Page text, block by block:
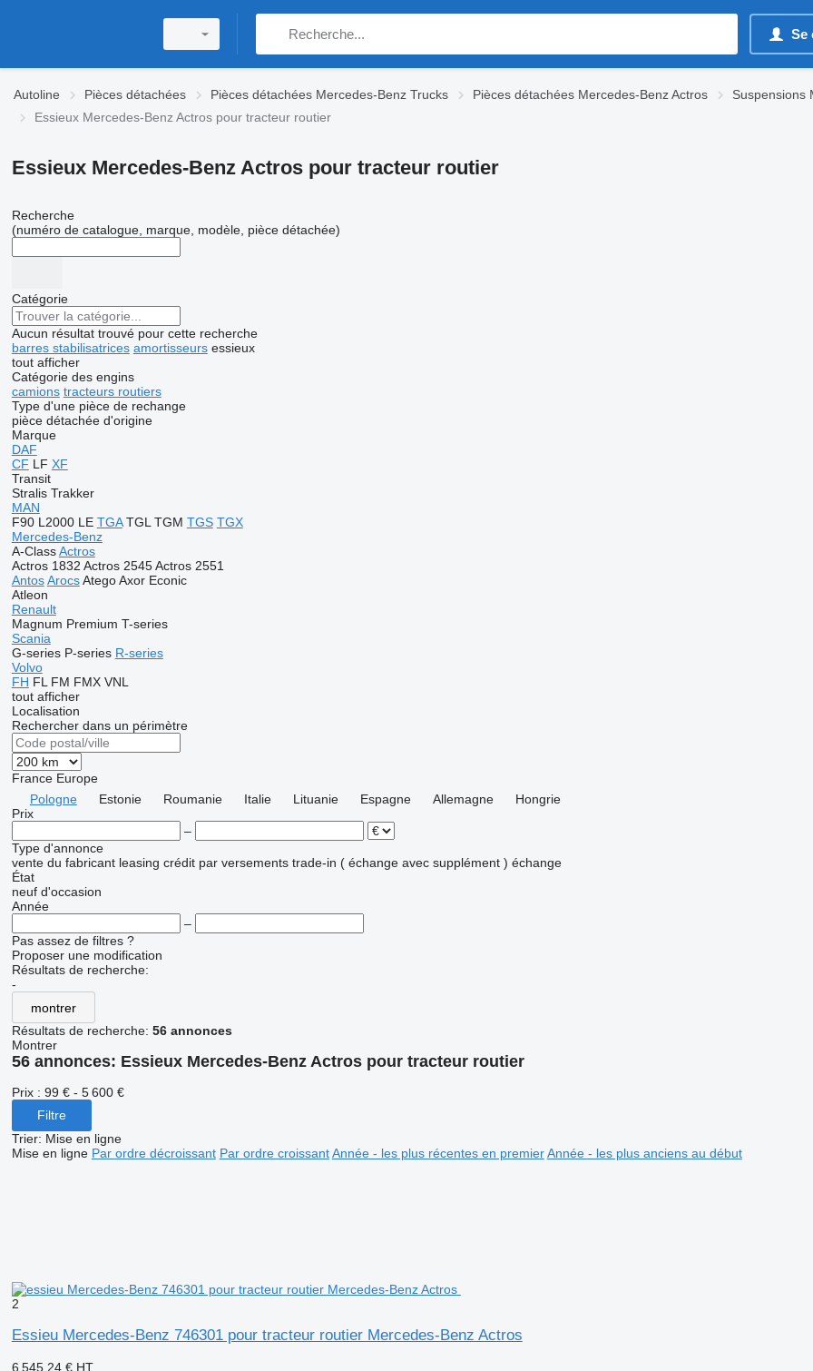
Se
Autoline Pièces détachées Pièces détachées Mercedes-Benz Trucks Pièces détachées Mercedes-Benz Actros Suspensions
Essieux Mercedes-Benz Actros pour tracteur routier
Essieux Mercedes-Benz Actros pour tracteur routier
Recherche
(numéro de catalogue, marque, modèle, pièce détachée)
Catégorie
Aucun résultat trouvé pour cette recherche
barres stabilisatrices amortisseurs essieux
tout afficher
Catégorie des engins
camions tracteurs routiers
Type d'une pièce de rechange
pièce détachée d'origine
Marque
DAF
CF LF XF
Transit
Stralis Trakker
MAN
F90 L2000 LE TGA TGL TGM TGS TGX
Mercedes-Benz
A-Class Actros
Actros 1832 Actros 2545 Actros 2551
Antos Arocs Atego Axor Econic
Atleon
Renault
Magnum Premium T-series
Scania
G-series P-series R-series
Volvo
FH FL FM FMX VNL
tout afficher
Localisation
Rechercher dans un périmètre
France Europe
Pologne
Estonie Roumanie Italie Lituanie Espagne Allemagne
Hongrie
Prix
–
Type d'annonce
vente du fabricant leasing crédit par versements trade-in ( échange avec supplément ) échange
État
neuf d'occasion
Année
–
Pas assez de filtres ?
Proposer une modification
Résultats de recherche:
-
montrer
Résultats de recherche: 56 annonces
Montrer
56 annonces: Essieux Mercedes-Benz Actros pour tracteur routier
Prix : 99 € - 5 600 €
Filtre
Trier: Mise en ligne
Mise en ligne Par ordre décroissant Par ordre croissant Année - les plus récentes en premier Année - les plus anciens au début
2
Essieu Mercedes-Benz 746301 pour tracteur routier Mercedes-Benz Actros
6 545,24 € HT